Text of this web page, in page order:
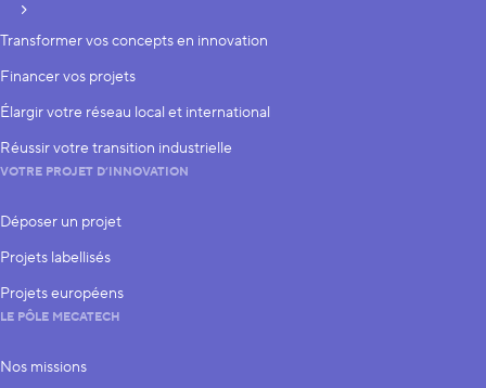
S’inscrire
Transformer vos concepts en innovation
Financer vos projets
Élargir votre réseau local et international
Réussir votre transition industrielle
VOTRE PROJET D’INNOVATION
Déposer un projet
Projets labellisés
Projets européens
LE PÔLE MECATECH
Nos missions